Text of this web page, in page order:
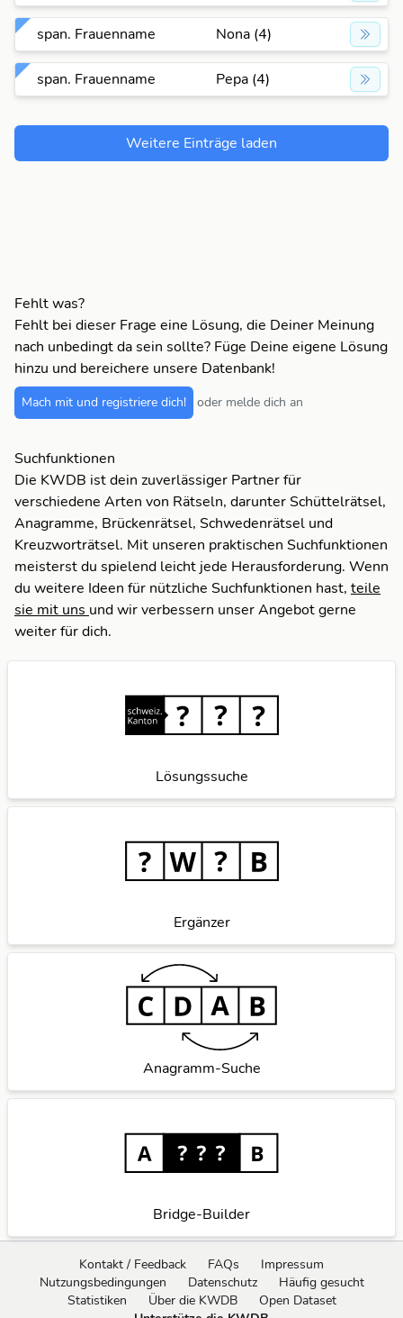
span. Frauenname Nona (4)
span. Frauenname Pepa (4)
Weitere Einträge laden
Fehlt was?
Fehlt bei dieser Frage eine Lösung, die Deiner Meinung
nach unbedingt da sein sollte? Füge Deine eigene Lösung
hinzu und bereichere unsere Datenbank!
Mach mit und registriere dich! oder melde dich an
Suchfunktionen
Die KWDB ist dein zuverlässiger Partner für
verschiedene Arten von Rätseln, darunter Schüttelrätsel,
Anagramme, Brückenrätsel, Schwedenrätsel und
Kreuzworträtsel. Mit unseren praktischen Suchfunktionen
meisterst du spielend leicht jede Herausforderung. Wenn
du weitere Ideen für nützliche Suchfunktionen hast, teile
sie mit uns und wir verbessern unser Angebot gerne
weiter für dich.
Lösungssuche
Ergänzer
Anagramm-Suche
Bridge-Builder
Kontakt / Feedback FAQs
Impressum
Nutzungsbedingungen
Datenschutz
Häufig gesucht
Statistiken
Über die KWDB
Open Dataset